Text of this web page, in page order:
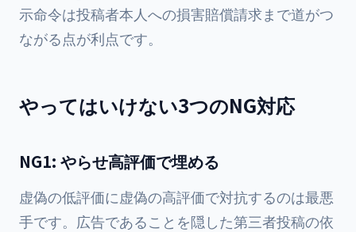
示命令は投稿者本人への損害賠償請求まで道がつ
ながる点が利点です。
やってはいけない3つのNG対応
NG1: やらせ高評価で埋める
虚偽の低評価に虚偽の高評価で対抗するのは最悪
手です。広告であることを隠した第三者投稿の依